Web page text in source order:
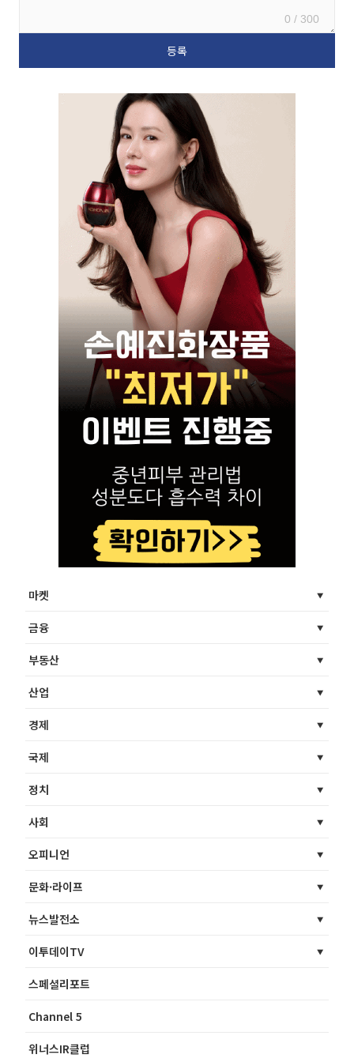
0 / 300
마켓
금융
부동산
산업
경제
국제
정치
사회
오피니언
문화·라이프
뉴스발전소
이투데이TV
스페셜리포트
Channel 5
위너스IR클럽